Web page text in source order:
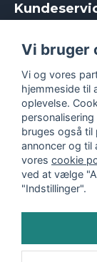
Kampagner og
Reklamation
Policy chase
Returnera
Logga in
Vi bruger
Vi og vores
hjemmeside til
oplevelse.
bruges også til
annoncer og til
vores cookie
ved at vælge
"Indstillinger".